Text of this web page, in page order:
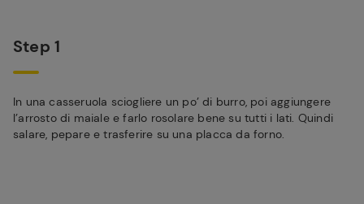
Step 1
In una casseruola sciogliere un po’ di burro, poi aggiungere
l’arrosto di maiale e farlo rosolare bene su tutti i lati. Quindi
salare, pepare e trasferire su una placca da forno.